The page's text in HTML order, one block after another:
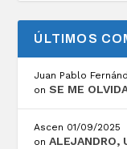
ÚLTIMOS
Juan Pablo
onSE ME
Ascen 01/09/2025
onALEJANDRO,